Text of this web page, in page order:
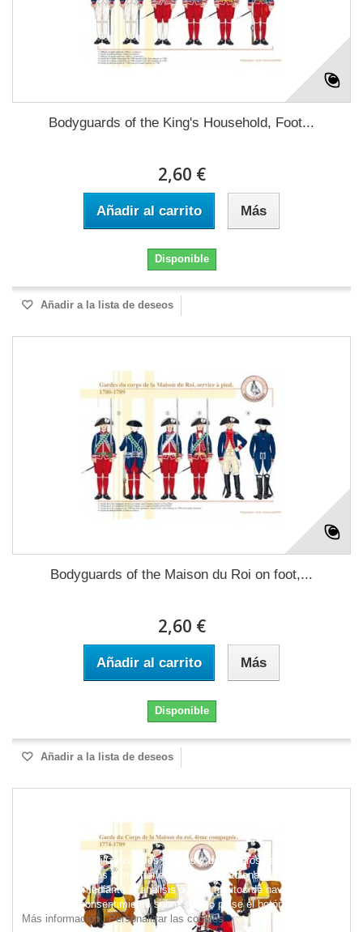
Bodyguards of the King's Household, Foot...
2,60 €
Añadir al carrito Más
Disponible
Añadir a la lista de deseos
Bodyguards of the Maison du Roi on foot,...
2,60 €
Añadir al carrito Más
Disponible
Añadir a la lista de deseos
Este sitio web utiliza cookies propias y de terceros para mejorar
nuestros servicios y mostrarle publicidad relacionada con sus
preferencias mediante el análisis de sus hábitos de navegación.
Para dar su consentimiento sobre su uso pulse el botón Acepto.
Más información
Personalizar las cookies